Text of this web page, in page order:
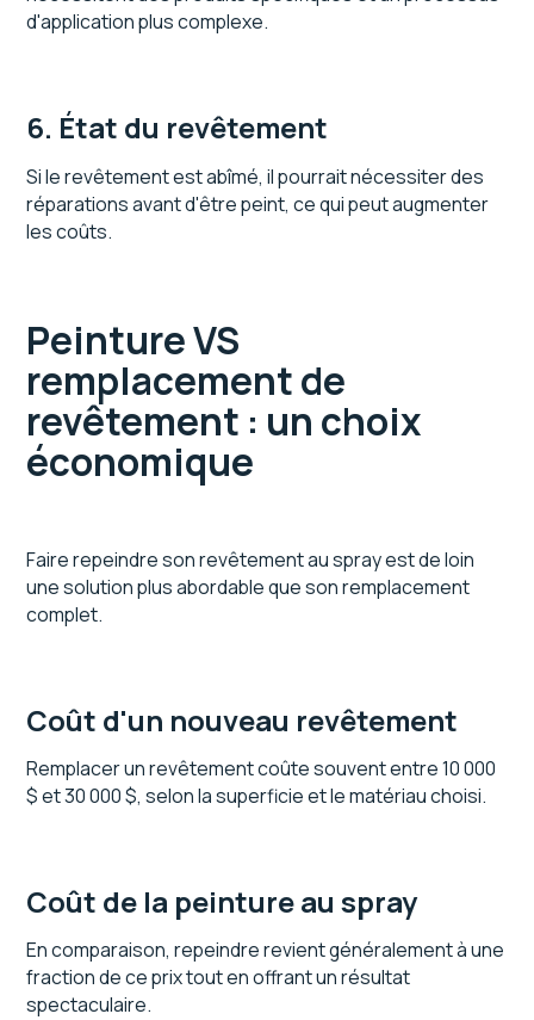
d'application plus complexe.
6. État du revêtement
Si le revêtement est abîmé, il pourrait nécessiter des
réparations avant d'être peint, ce qui peut augmenter
les coûts.
Peinture VS
remplacement de
revêtement : un choix
économique
Faire repeindre son revêtement au spray est de loin
une solution plus abordable que son remplacement
complet.
Coût d'un nouveau revêtement
Remplacer un revêtement coûte souvent entre 10 000
$ et 30 000 $, selon la superficie et le matériau choisi.
Coût de la peinture au spray
En comparaison, repeindre revient généralement à une
fraction de ce prix tout en offrant un résultat
spectaculaire.